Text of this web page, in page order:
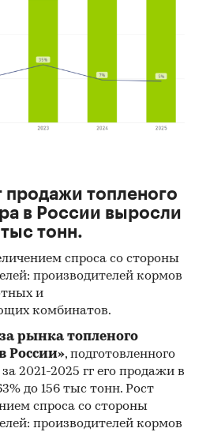
продажи топленого
в России выросли
тонн.
спроса со стороны
производителей кормов
и
комбинатов.
рынка топленого
России», подготовленного
2021-2025 гг его продажи в
до 156 тыс тонн. Рост
спроса со стороны
производителей кормов